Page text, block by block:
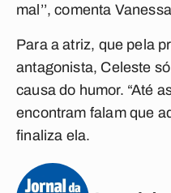
mal’’, comenta
Para a atriz, que pela
antagonista, Celeste
causa do humor. “Até
encontram falam que
finaliza ela.